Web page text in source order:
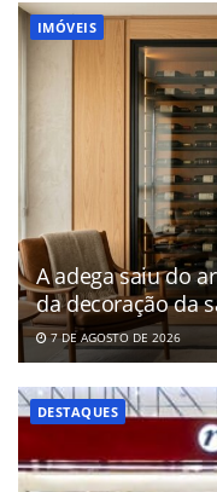
IMÓVEIS
A adega saiu do
da decoração da
7 DE AGOSTO DE 2026
DESTAQUES